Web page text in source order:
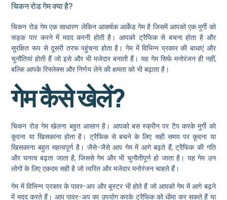
चिकन रोड गेम क्या है?
चिकन रोड गेम एक साधारण लेकिन आकर्षक आर्केड गेम है जिसमें आपको एक मुर्गी को
सड़क पार करने में मदद करनी होती है। आपको ट्रैफिक से बचना होता है और
सुरक्षित रूप से दूसरी तरफ पहुंचना होता है। गेम में विभिन्न प्रकार की बाधाएं और
चुनौतियां होती हैं जो इसे और भी मजेदार बनाती हैं। यह गेम सिर्फ मनोरंजन ही नहीं,
बल्कि आपके रिफ्लेक्स और निर्णय लेने की क्षमता को भी बढ़ाता है।
गेम कैसे खेलें?
चिकन रोड गेम खेलना बहुत आसान है। आपको बस स्क्रीन पर टैप करके मुर्गी को
कूदना या खिसकाना होता है। ट्रैफिक से बचने के लिए सही समय पर कूदना या
खिसकाना बहुत महत्वपूर्ण है। जैसे-जैसे आप गेम में आगे बढ़ते हैं, ट्रैफिक की गति
और घनत्व बढ़ता जाता है, जिससे गेम और भी चुनौतीपूर्ण हो जाता है। यह गेम उन
लोगों के लिए एकदम सही है जो त्वरित और मजेदार मनोरंजन चाहते हैं।
गेम में विभिन्न प्रकार के पावर-अप और बूस्टर भी होते हैं जो आपको गेम में आगे बढ़ने
में मदद करते हैं। आप पावर-अप का उपयोग करके ट्रैफिक को धीमा कर सकते हैं या